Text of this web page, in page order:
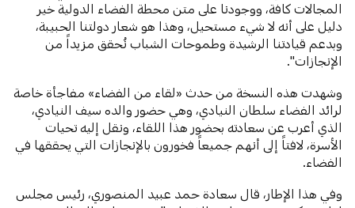
المجالات كافة، ووجودنا على متن محطة الفضاء الدولية خير
دليل على أنه لا شيء مستحيل، وهذا هو شعار دولتنا الحبيبة،
وبدعم قيادتنا الرشيدة وطموحات الشباب نُحقق مزيداً من
الإنجازات".
وشهدت هذه النسخة من حدث «لقاء من الفضاء» مفاجأة خاصة
لرائد الفضاء سلطان النيادي، وهي حضور والده سيف النيادي،
الذي أعرب عن سعادته بحضور هذا اللقاء، ونقل إليه تحيات
الأسرة، لافتاً إلى أنهم جميعاً فخورون بالإنجازات التي يحققها في
الفضاء.
وفي هذا الإطار، قال سعادة حمد عبيد المنصوري، رئيس مجلس